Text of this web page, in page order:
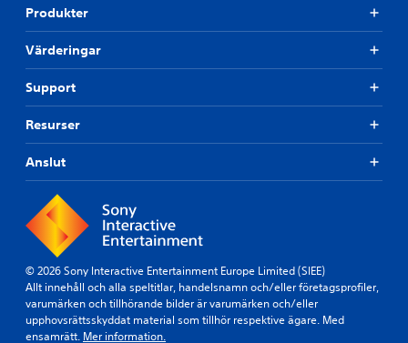
Produkter
Värderingar
Support
Resurser
Anslut
© 2026 Sony Interactive Entertainment Europe Limited (SIEE)
Allt innehåll och alla speltitlar, handelsnamn och/eller företagsprofiler,
varumärken och tillhörande bilder är varumärken och/eller
upphovsrättsskyddat material som tillhör respektive ägare. Med
ensamrätt. Mer information.